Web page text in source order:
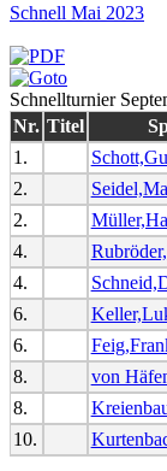
Schnell Mai 2023
Schnellturnier
Nr. Titel
1.
2.
2.
4.
4.
6.
6.
8.
von
8.
10.